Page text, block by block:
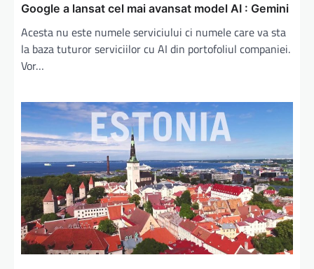
Google a lansat cel mai avansat model AI : Gemini
Acesta nu este numele serviciului ci numele care va sta
la baza tuturor serviciilor cu AI din portofoliul companiei.
Vor…